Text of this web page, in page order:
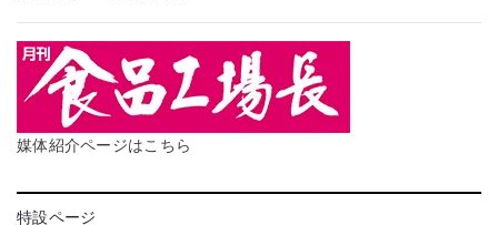
媒体紹介ページはこちら
特設ページ